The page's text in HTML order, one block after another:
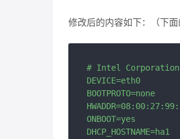
修改后的内容如下：（下
# Intel Corporation
DEVICE=eth0
BOOTPROTO=none
ONBOOT=yes
DHCP_HOSTNAME=ha1